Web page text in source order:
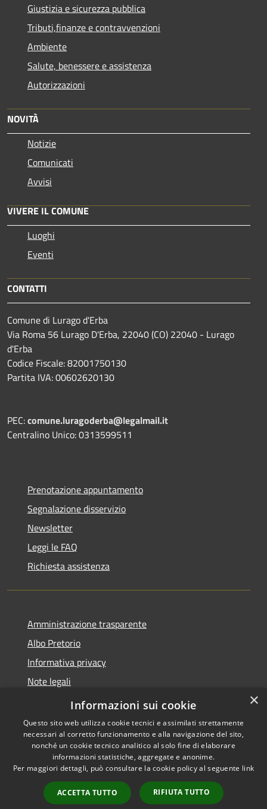
Giustizia e sicurezza pubblica
Tributi,finanze e contravvenzioni
Ambiente
Salute, benessere e assistenza
Autorizzazioni
NOVITÀ
Notizie
Comunicati
Avvisi
VIVERE IL COMUNE
Luoghi
Eventi
CONTATTI
Comune di Lurago d'Erba
Via Roma 56 Lurago D'Erba, 22040 (CO) 22040 - Lurago
d'Erba
Codice Fiscale: 82001750130
Partita IVA: 00602620130
PEC:comune.luragoderba@legalmail.it
Centralino Unico: 0313599511
Prenotazione appuntamento
Segnalazione disservizio
Newsletter
Leggi le FAQ
Richiesta assistenza
Amministrazione trasparente
Albo Pretorio
Informativa privacy
Note legali
Dichiarazione di accessibilità
Accessibilità
Copyright © 2026 • Comune di
Lurago d'Erba • Powered by
Municipium•
Accesso
redazione
×
Informazioni sui cookie
Questo sito web utilizza cookie tecnici e assimilati strettamente
necessari al corretto funzionamento e alla navigazione del sito,
nonché un cookie tecnico analitico al solo fine di elaborare
informazioni statistiche, aggregate e anonime.
Per maggiori dettagli, può consultare la cookie policy al seguente link
ACCETTA TUTTO RIFIUTA TUTTO